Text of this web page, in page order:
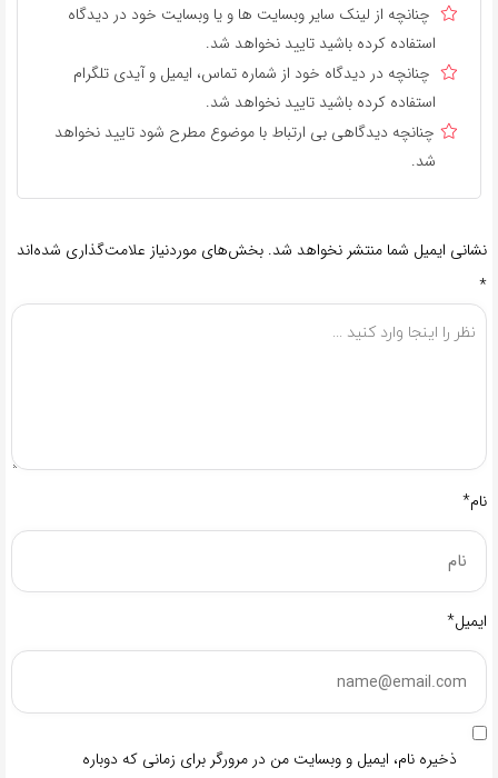
چنانچه از لینک سایر وبسایت ها و یا وبسایت خود در دیدگاه
استفاده کرده باشید تایید نخواهد شد.
چنانچه در دیدگاه خود از شماره تماس، ایمیل و آیدی تلگرام
استفاده کرده باشید تایید نخواهد شد.
چنانچه دیدگاهی بی ارتباط با موضوع مطرح شود تایید نخواهد
شد.
نشانی ایمیل شما منتشر نخواهد شد. بخش‌های موردنیاز علامت‌گذاری شده‌اند
*
نام*
ایمیل*
ذخیره نام، ایمیل و وبسایت من در مرورگر برای زمانی که دوباره